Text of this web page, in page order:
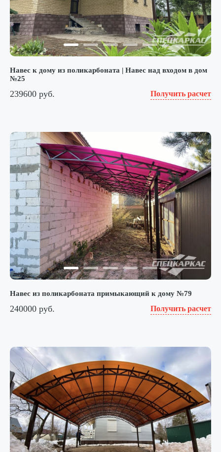
Навес к дому из поликарбоната | Навес над входом в дом
№25
239600 руб. Получить расчет
Навес из поликарбоната примыкающий к дому №79
240000 руб. Получить расчет